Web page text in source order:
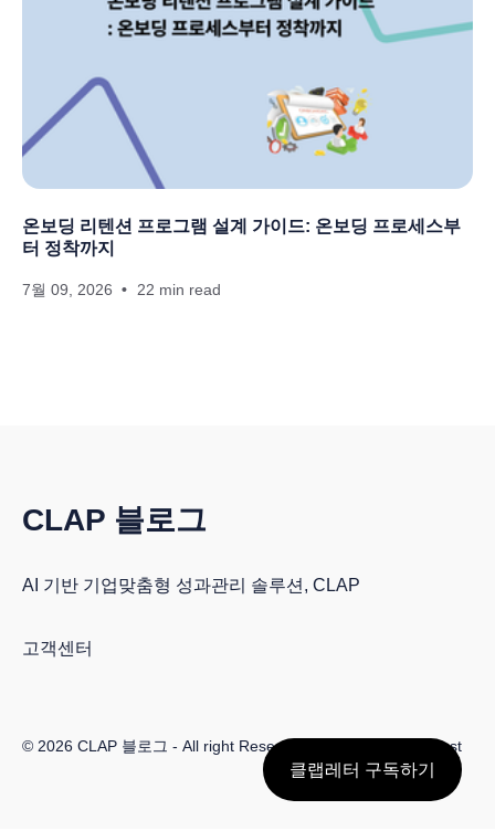
온보딩 리텐션 프로그램 설계 가이드: 온보딩 프로세스부
터 정착까지
7월 09, 2026 22 min read
CLAP 블로그
AI 기반 기업맞춤형 성과관리 솔루션, CLAP
고객센터
© 2026 CLAP 블로그 - All right Reserved. Published with Ghost
클랩레터 구독하기